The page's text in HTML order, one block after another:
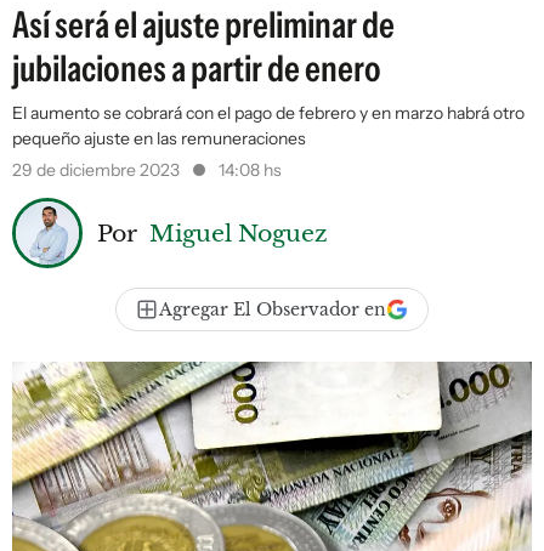
Así será el ajuste preliminar de
jubilaciones a partir de enero
El aumento se cobrará con el pago de febrero y en marzo habrá otro
pequeño ajuste en las remuneraciones
29 de diciembre 2023
14:08 hs
Por Miguel Noguez
Agregar El Observador en